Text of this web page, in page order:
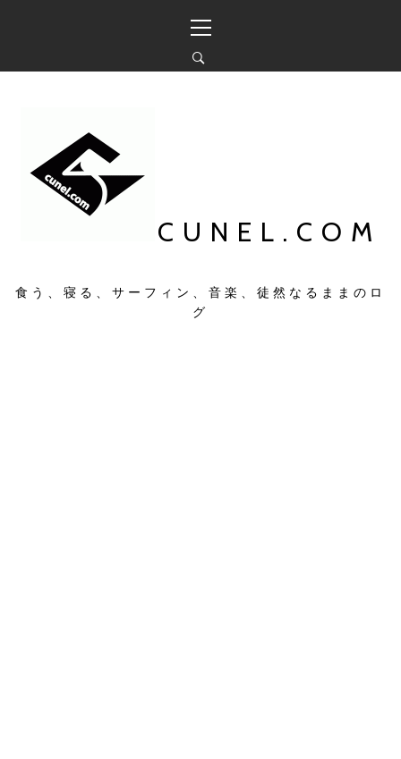
ン
イ
ン
メ
CUNEL.COM
食う、寝る、サーフィン、音楽、徒然なるままのロ
グ